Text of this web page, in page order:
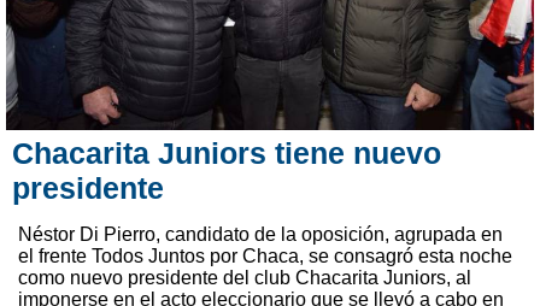
Chacarita Juniors tiene nuevo
presidente
Néstor Di Pierro, candidato de la oposición, agrupada en
el frente Todos Juntos por Chaca, se consagró esta noche
como nuevo presidente del club Chacarita Juniors, al
imponerse en el acto eleccionario que se llevó a cabo en